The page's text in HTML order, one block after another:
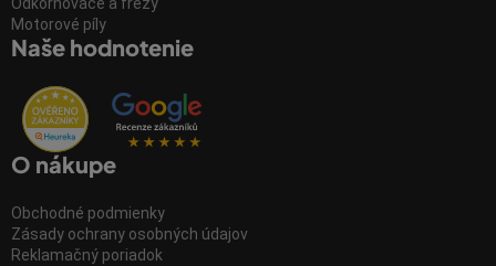
Odkôrňovače a frézy
Motorové píly
Naše hodnotenie
O nákupe
Obchodné podmienky
Zásady ochrany osobných údajov
Reklamačný poriadok